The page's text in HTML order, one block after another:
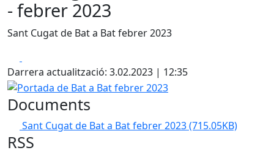
- febrer 2023
Sant Cugat de Bat a Bat febrer 2023
Darrera actualització: 3.02.2023 | 12:35
Portada de Bat a Bat febrer 2023
Documents
Sant Cugat de Bat a Bat febrer 2023(715.05KB)
RSS